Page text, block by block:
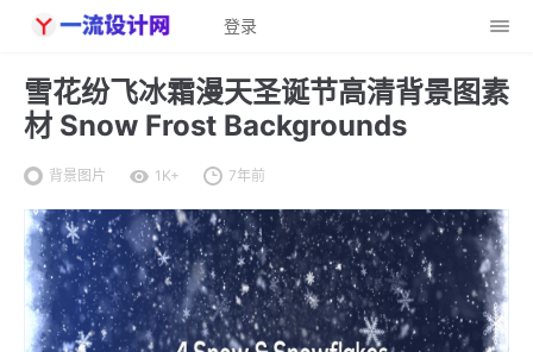
登录
雪花纷飞冰霜漫天圣诞节高清背景图素
材 Snow Frost Backgrounds
背景图片 1K+ 7年前